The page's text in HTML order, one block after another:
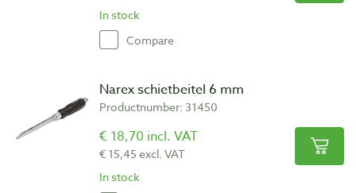
In stock
Compare
Narex schietbeitel 6 mm
Productnumber: 31450
€ 18,70 incl. VAT
€ 15,45 excl. VAT
In stock